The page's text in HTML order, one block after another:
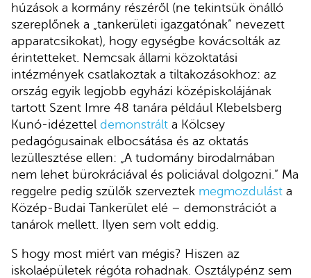
húzások a kormány részéről (ne tekintsük önálló
szereplőnek a „tankerületi igazgatónak” nevezett
apparatcsikokat), hogy egységbe kovácsolták az
érintetteket. Nemcsak állami közoktatási
intézmények csatlakoztak a tiltakozásokhoz: az
ország egyik legjobb egyházi középiskolájának
tartott Szent Imre 48 tanára például Klebelsberg
Kunó-idézettel demonstrált a Kölcsey
pedagógusainak elbocsátása és az oktatás
lezüllesztése ellen: „A tudomány birodalmában
nem lehet bürokráciával és policiával dolgozni.” Ma
reggelre pedig szülők szerveztek megmozdulást a
Közép-Budai Tankerület elé – demonstrációt a
tanárok mellett. Ilyen sem volt eddig.
S hogy most miért van mégis? Hiszen az
iskolaépületek régóta rohadnak. Osztálypénz sem